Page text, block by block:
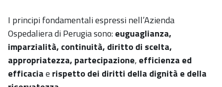
I principi fondamentali espressi nell’Azienda
Ospedaliera di Perugia sono:euguaglianza,
imparzialità, continuità, diritto di scelta,
appropriatezza, partecipazione, efficienza ed
efficaciae rispetto dei diritti della dignità e della